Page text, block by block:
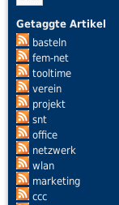
Getaggte Artikel
basteln
fem-net
tooltime
verein
projekt
snt
office
netzwerk
wlan
marketing
ccc